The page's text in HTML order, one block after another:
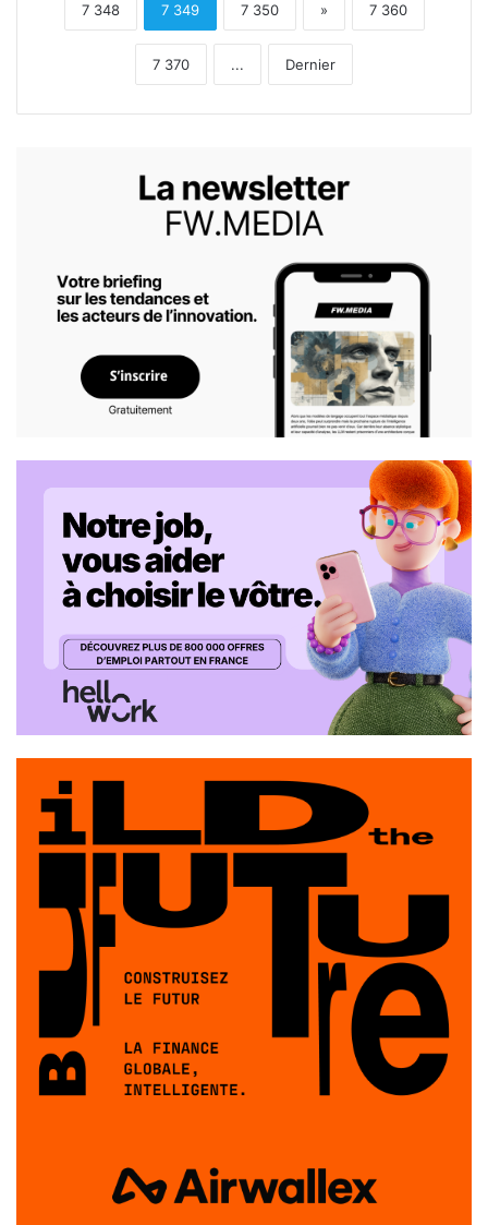
7 348 7 349 7 350 » 7 360
7 370 ... Dernier